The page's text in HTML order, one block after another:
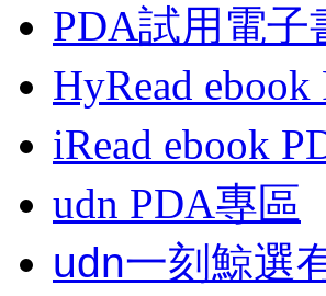
PDA試用電子
HyRead
iRead ebook
udn PDA專區
udn一刻鯨選